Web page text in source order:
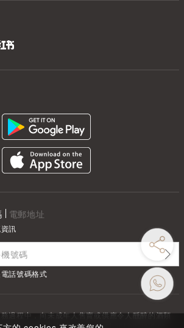
電郵地址
訊
話號碼格式
過程中，向未成年人售賣或供應令人醺醉的酒類
intoxicating liquor must not be sold or